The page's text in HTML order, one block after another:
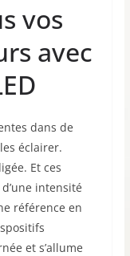
vos
avec
dans de
éclairer.
Et ces
intensité
référence en
et s’allume